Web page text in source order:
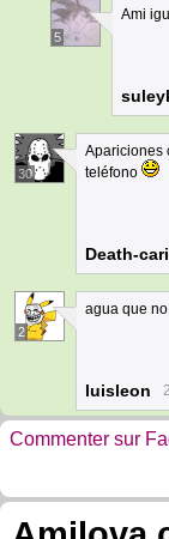
5
Ami
30
Apariciones
teléfono
Death-
2
agua que
luisleon
Commenter sur